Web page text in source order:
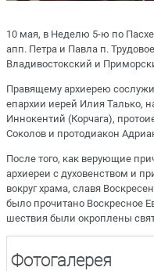
10 мая, в Неделю 5-ю по
апп. Петра и Павла п.
Владивостокский и
Правящему архиерею
епархии иерей Илия Талько,
Иннокентий (Корчага),
Соколов и протодиакон
После того, как верующие
архиереи с духовенством и
вокруг храма, славя
было прочитано Воскресное
шествия были окроплены
Фотогалерея